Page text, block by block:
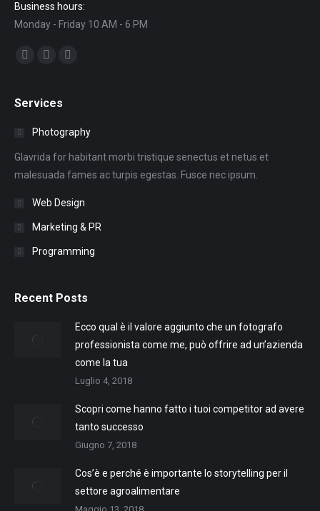
Business hours:
Monday - Friday 10 AM - 6 PM
Find us on:
Services
Photography
Glavrida for habitant morbi tristique senectus et netus et
malesuada fames ac turpis egestas. Fusce nec ipsum.
Web Design
Marketing & PR
Programming
Recent Posts
Ecco qual è il valore aggiunto che un fotografo
professionista come me, può offrire ad un’azienda
come la tua
Luglio 4, 2018
Scopri come hanno fatto i tuoi competitor ad avere
tanto successo
Giugno 7, 2018
Cos’è e perché è importante lo storytelling per il
settore agroalimentare